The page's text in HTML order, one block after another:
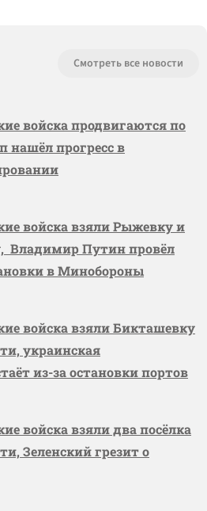
Смотреть все новости
войска продвигаются по
нашёл прогресс в
войска взяли Рыжевку и
Владимир Путин провёл
в Минобороны
войска взяли Бикташевку
украинская
из-за остановки портов
войска взяли два посёлка
Зеленский грезит о